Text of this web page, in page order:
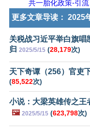
共一胎化政策-引流
更多文章导读： 2025
关税战习近平举白旗唱
归 2025/5/15 (28,179次)
天下奇谭（256）官吏
(85,522次)
小说：大梁英雄传之王
🖼️ 2025/5/15 (623,798次)